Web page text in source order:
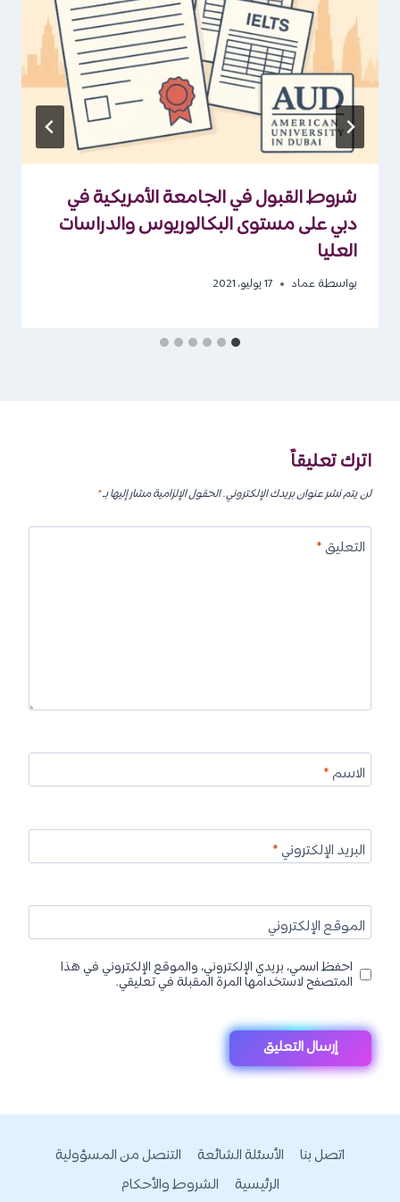
شروط القبول في الجامعة الأمريكية في
دبي على مستوى البكالوريوس والدراسات
العليا
بواسطة عماد 17 يوليو، 2021
اترك تعليقاً
لن يتم نشر عنوان بريدك الإلكتروني.الحقول الإلزامية مشار إليها بـ*
التعليق*
الاسم*
البريد الإلكتروني*
الموقع الإلكتروني
احفظ اسمي، بريدي الإلكتروني، والموقع الإلكتروني في هذا
المتصفح لاستخدامها المرة المقبلة في تعليقي.
اتصل بنا الأسئلة الشائعة
التنصل من المسؤولية
الرئيسية
الشروط والأحكام